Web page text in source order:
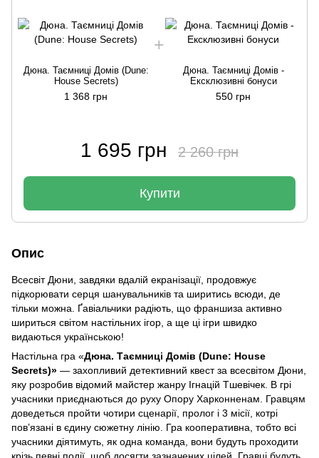
Дюна. Таємниці Домів (Dune:
House Secrets)
1 368 грн
Дюна. Таємниці Домів -
Ексклюзивні бонуси
550 грн
1 695 грн 2 260 грн
Купити
Опис
Всесвіт Дюни, завдяки вдалій екранізації, продовжує
підкорювати серця шанувальників та ширитись всюди, де
тільки можна. Ґавіальчики радіють, що франшиза активно
шириться світом настільних ігор, а ще ці ігри швидко
видаються українською!
Настільна гра «Дюна. Таємниці Домів (Dune: House
Secrets)» — захопливий детективний квест за всесвітом Дюни,
яку розробив відомий майстер жанру Ігнацій Тшевічек. В грі
учасники приєднаються до руху Опору Харконненам. Гравцям
доведеться пройти чотири сценарії, пролог і 3 місії, котрі
пов’язані в єдину сюжетну лінію. Гра кооперативна, тобто всі
учасники діятимуть, як одна команда, вони будуть проходити
крізь певні події, щоб досягти зазначених цілей. Гравці будуть